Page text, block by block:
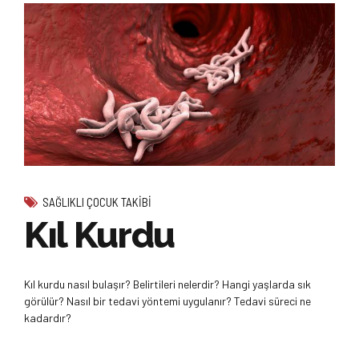
SAĞLIKLI ÇOCUK TAKIBI
Kıl Kurdu
Kıl kurdu nasıl bulaşır? Belirtileri nelerdir? Hangi yaşlarda sık
görülür? Nasıl bir tedavi yöntemi uygulanır? Tedavi süreci ne
kadardır?